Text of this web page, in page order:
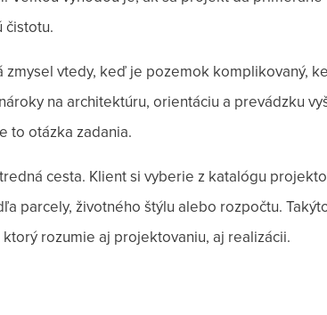
čistotu.
zmysel vtedy, keď je pozemok komplikovaný,
na architektúru, orientáciu a prevádzku
to otázka zadania.
cesta. Klient si vyberie z katalógu
parcely, životného štýlu alebo rozpočtu.
rozumie aj projektovaniu, aj realizácii.